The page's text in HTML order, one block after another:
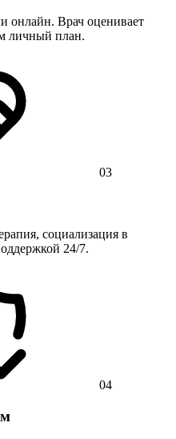
онлайн. Врач оценивает
личный план.
03
социализация в
24/7.
04